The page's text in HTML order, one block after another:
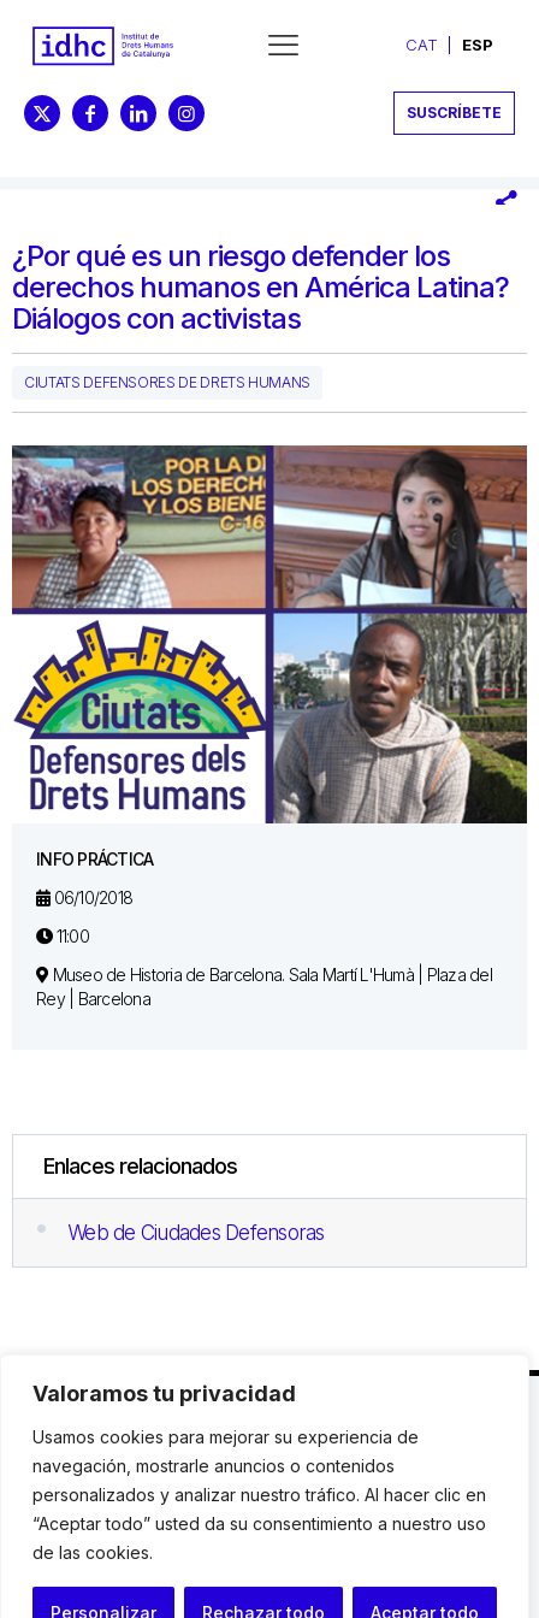
Valoramos tu privacidad
Usamos cookies para mejorar su experiencia de
navegación, mostrarle anuncios o contenidos
personalizados y analizar nuestro tráfico. Al hacer clic en
“Aceptar todo” usted da su consentimiento a nuestro uso
de las cookies.
Personalizar Rechazar todo Aceptar todo
CAT ESP
SUSCRÍBETE
¿Por qué es un riesgo defender los
derechos humanos en América Latina?
Diálogos con activistas
CIUTATS DEFENSORES DE DRETS HUMANS
INFO PRÁCTICA
06/10/2018
11:00
Museo de Historia de Barcelona. Sala Martí L'Humà | Plaza del
Rey | Barcelona
Enlaces relacionados
Web de Ciudades Defensoras
C. Avinyó 44, 2n | 08002 Barcelona |
T.: +34 93
119 03 72|institut@idhc.org
© Institut de Drets Humans de Catalunya.
Aviso legal|Cookies|Contacto